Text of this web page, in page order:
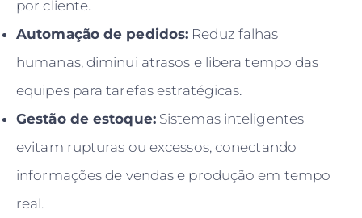
por cliente.
Automação de pedidos: Reduz falhas
humanas, diminui atrasos e libera tempo das
equipes para tarefas estratégicas.
Gestão de estoque:Sistemas inteligentes
evitam rupturas ou excessos, conectando
informações de vendas e produção em tempo
real.